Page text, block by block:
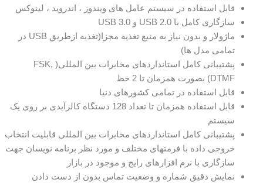
قابل استفاده در سیستم عامل های ویندوز ، اندروید ، لینوکس
سازگاری کامل با USB 2.0 و USB 3.0
ماژولار و بدون نیاز به منبع تغذیه مجزا(تغذیه ازطریق USB در
تمامی مدل ها)
پشتیبانی کامل استانداردهای مخابرات بین المللی( FSK,
DTMF) بصورت همزمان تا 2 خط
قابل استفاده در تمامی کشورهای دنیا
قابل استفاده همزمان تا تعداد 128 دستگاه کالرآیدی بر روی یک
سیستم
پشتیبانی کامل استانداردهای مخابرات بین المللی قابلیت انتخاب
خروجی داده با فرمتهای مختلف و مورد نظر برنامه نویسان جهت
سازگاری با نرم افزارهای رایج و موجود در بازار
نمایش دقیق شماره و وضعیت تماس بدون از دست دادن